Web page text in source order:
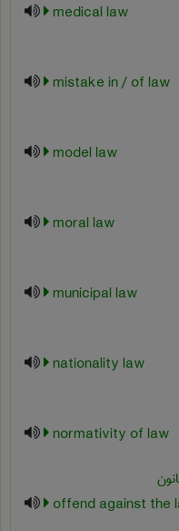
medical law
mistake in / of law
model law
moral law
municipal law
nationality law
normativity of law
offend against the